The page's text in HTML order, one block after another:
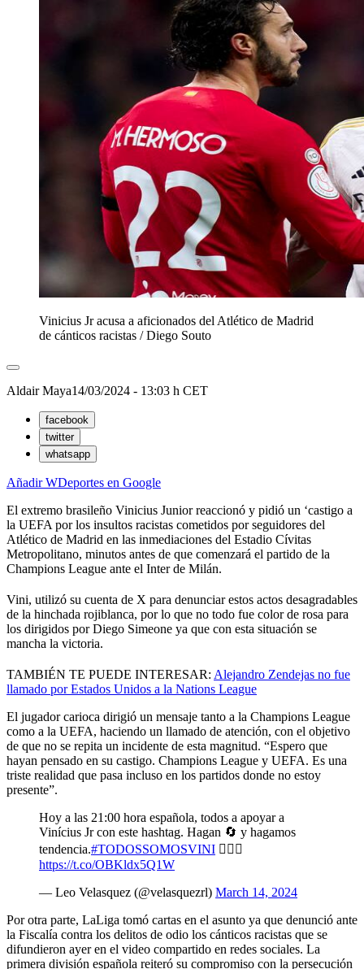
Vinicius Jr acusa a aficionados del Atlético de Madrid
de cánticos racistas /Diego Souto
Aldair Maya14/03/2024 - 13:03 h CET
facebook
twitter
whatsapp
Añadir WDeportes en Google
El extremo brasileño Vinicius Junior reaccionó y pidió un ‘castigo a
la UEFA por los insultos racistas cometidos por seguidores del
Atlético de Madrid en las inmediaciones del Estadio Cívitas
Metropolitano, minutos antes de que comenzará el partido de la
Champions League ante el Inter de Milán.
Vini, utilizó su cuenta de X para denunciar estos actos desagradables
de la hinchada rojiblanca, por lo que no todo fue color de rosa para
los dirigidos por Diego Simeone ya que con esta situación se
mancha la victoria.
TAMBIÉN TE PUEDE INTERESAR: Alejandro Zendejas no fue
llamado por Estados Unidos a la Nations League
El jugador carioca dirigió un mensaje tanto a la Champions League
como a la UEFA, haciendo un llamado de atención, con el objetivo
de que no se repita un incidente de esta magnitud. “Espero que
hayan pensado en su castigo. Champions League y UEFA. Es una
triste realidad que pasa incluso en los partidos donde no estoy
presente”.
Hoy a las 21:00 hora española, todos a apoyar a
Vinícius Jr con este hashtag. Hagan 🔄 y hagamos
tendencia.#TODOSSOMOSVINI ✊🏿🤍
https://t.co/OBKldx5Q1W
— Leo Velasquez (@velasquezrl) March 14, 2024
Por otra parte, LaLiga tomó cartas en el asunto ya que denunció ante
la Fiscalía contra los delitos de odio los cánticos racistas que se
difundieron ayer en el video compartido en redes sociales. La
primera división española reiteró su compromiso con la persecución